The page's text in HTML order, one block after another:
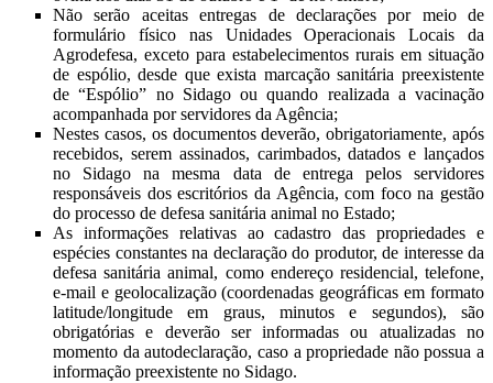
Não serão aceitas entregas de declarações por meio de
formulário físico nas Unidades Operacionais Locais da
Agrodefesa, exceto para estabelecimentos rurais em situação
de espólio, desde que exista marcação sanitária preexistente
de “Espólio” no Sidago ou quando realizada a vacinação
acompanhada por servidores da Agência;
Nestes casos, os documentos deverão, obrigatoriamente, após
recebidos, serem assinados, carimbados, datados e lançados
no Sidago na mesma data de entrega pelos servidores
responsáveis dos escritórios da Agência, com foco na gestão
do processo de defesa sanitária animal no Estado;
As informações relativas ao cadastro das propriedades e
espécies constantes na declaração do produtor, de interesse da
defesa sanitária animal, como endereço residencial, telefone,
e-mail e geolocalização (coordenadas geográficas em formato
latitude/longitude em graus, minutos e segundos), são
obrigatórias e deverão ser informadas ou atualizadas no
momento da autodeclaração, caso a propriedade não possua a
informação preexistente no Sidago.